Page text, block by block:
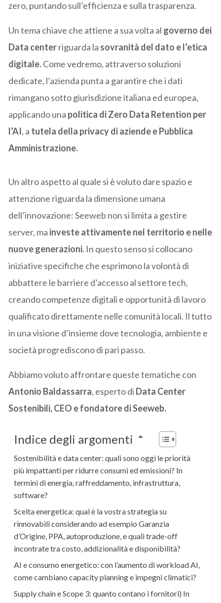
zero, puntando sull’efficienza e sulla trasparenza.
Un tema chiave che attiene a sua volta al governo dei
Data centerriguarda la sovranità del dato e l’etica
digitale.Come vedremo, attraverso soluzioni
dedicate, l’azienda punta a garantire che i dati
rimangano sotto giurisdizione italiana ed europea,
applicando una politica di Zero Data Retention per
l’AI, a tutela della privacy di aziende e Pubblica
Amministrazione.
Un altro aspetto al quale si è voluto dare spazio e
attenzione riguarda la dimensione umana
dell’innovazione: Seeweb non si limita a gestire
server, ma investe attivamente nel territorio e nelle
nuove generazioni. In questo senso si collocano
iniziative specifiche che esprimono la volontà di
abbattere le barriere d’accesso al settore tech,
creando competenze digitali e opportunità di lavoro
qualificato direttamente nelle comunità locali. Il tutto
in una visione d’insieme dove tecnologia, ambiente e
società progrediscono di pari passo.
Abbiamo voluto affrontare queste tematiche con
Antonio Baldassarra, esperto di Data Center
Sostenibili, CEO e fondatore di Seeweb.
Indice degli argomenti
Sostenibilità e data center: quali sono oggi le priorità
più impattanti per ridurre consumi ed emissioni? In
termini di energia, raffreddamento, infrastruttura,
software?
Scelta energetica: qual è la vostra strategia su
rinnovabili considerando ad esempio Garanzia
d’Origine, PPA, autoproduzione, e quali trade-off
incontrate tra costo, addizionalità e disponibilità?
AI e consumo energetico: con l’aumento di workload AI,
come cambiano capacity planning e impegni climatici?
Supply chain e Scope 3: quanto contano i fornitori) In